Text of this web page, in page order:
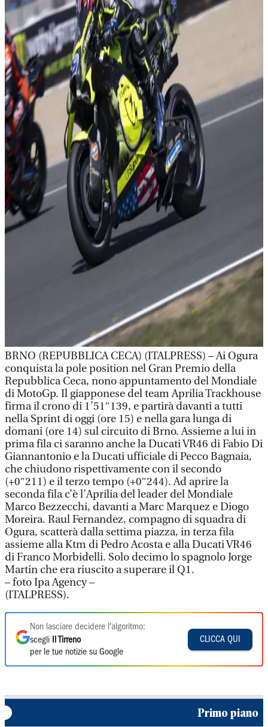
BRNO (REPUBBLICA CECA) (ITALPRESS) – Ai Ogura
conquista la pole position nel Gran Premio della
Repubblica Ceca, nono appuntamento del Mondiale
di MotoGp. Il giapponese del team Aprilia Trackhouse
firma il crono di 1’51″139, e partirà davanti a tutti
nella Sprint di oggi (ore 15) e nella gara lunga di
domani (ore 14) sul circuito di Brno. Assieme a lui in
prima fila ci saranno anche la Ducati VR46 di Fabio Di
Giannantonio e la Ducati ufficiale di Pecco Bagnaia,
che chiudono rispettivamente con il secondo
(+0″211) e il terzo tempo (+0″244). Ad aprire la
seconda fila c’è l’Aprilia del leader del Mondiale
Marco Bezzecchi, davanti a Marc Marquez e Diogo
Moreira. Raul Fernandez, compagno di squadra di
Ogura, scatterà dalla settima piazza, in terza fila
assieme alla Ktm di Pedro Acosta e alla Ducati VR46
di Franco Morbidelli. Solo decimo lo spagnolo Jorge
Martin che era riuscito a superare il Q1.
– foto Ipa Agency –
(ITALPRESS).
Non lasciare decidere l'algoritmo:
scegli
Il Tirreno
per le tue notizie su Google
CLICCA QUI
Primo piano